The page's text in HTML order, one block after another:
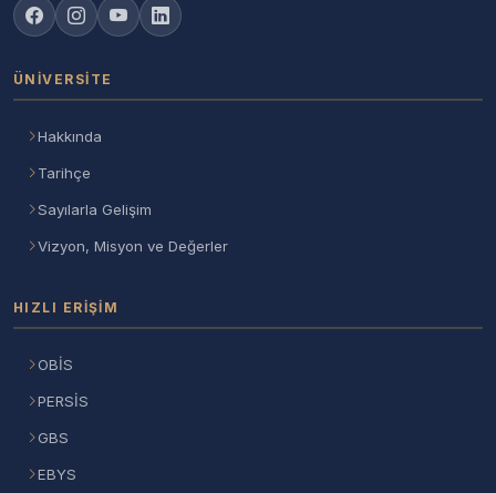
ÜNIVERSITE
Hakkında
Tarihçe
Sayılarla Gelişim
Vizyon, Misyon ve Değerler
HIZLI ERIŞIM
OBİS
PERSİS
GBS
EBYS